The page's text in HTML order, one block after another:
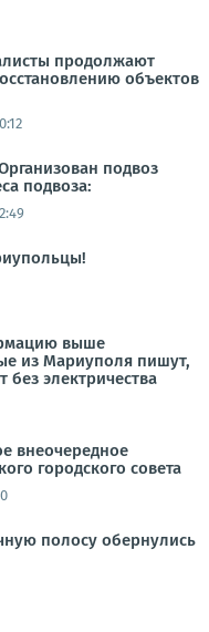
продолжают
объектов
подвоз
подвоза:
выше
из Мариуполя пишут,
без электричества
внеочередное
городского совета
полосу обернулись